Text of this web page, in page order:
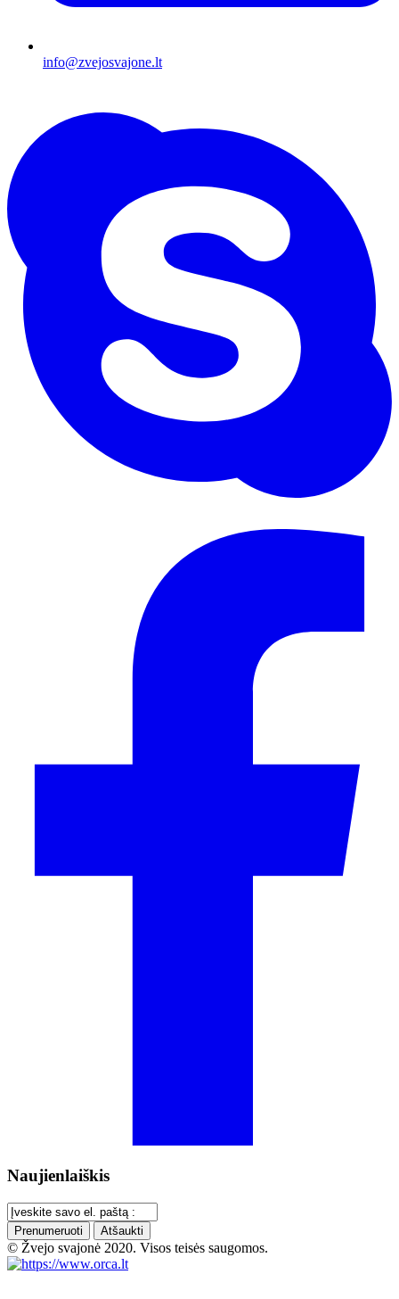
info@zvejosvajone.lt
Naujienlaiškis
Prenumeruoti Atšaukti
© Žvejo svajonė 2020. Visos teisės saugomos.